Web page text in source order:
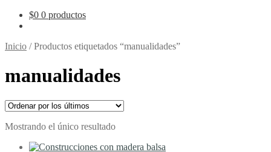
$0 0 productos
Inicio /Productos etiquetados “manualidades”
manualidades
Mostrando el único resultado